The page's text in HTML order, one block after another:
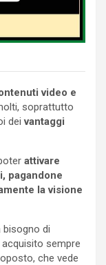
video e
soprattutto
dei vantaggi
attivare
pagandone
la visione
bisogno di
sempre
che vede